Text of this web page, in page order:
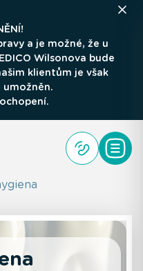
a je možné, že u
Wilsonova bude
klientům je však
umožněn.